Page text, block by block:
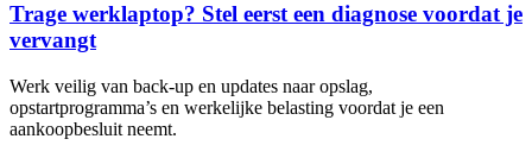
Trage werklaptop? Stel eerst een diagnose voordat je
vervangt
Werk veilig van back-up en updates naar opslag,
opstartprogramma’s en werkelijke belasting voordat je een
aankoopbesluit neemt.